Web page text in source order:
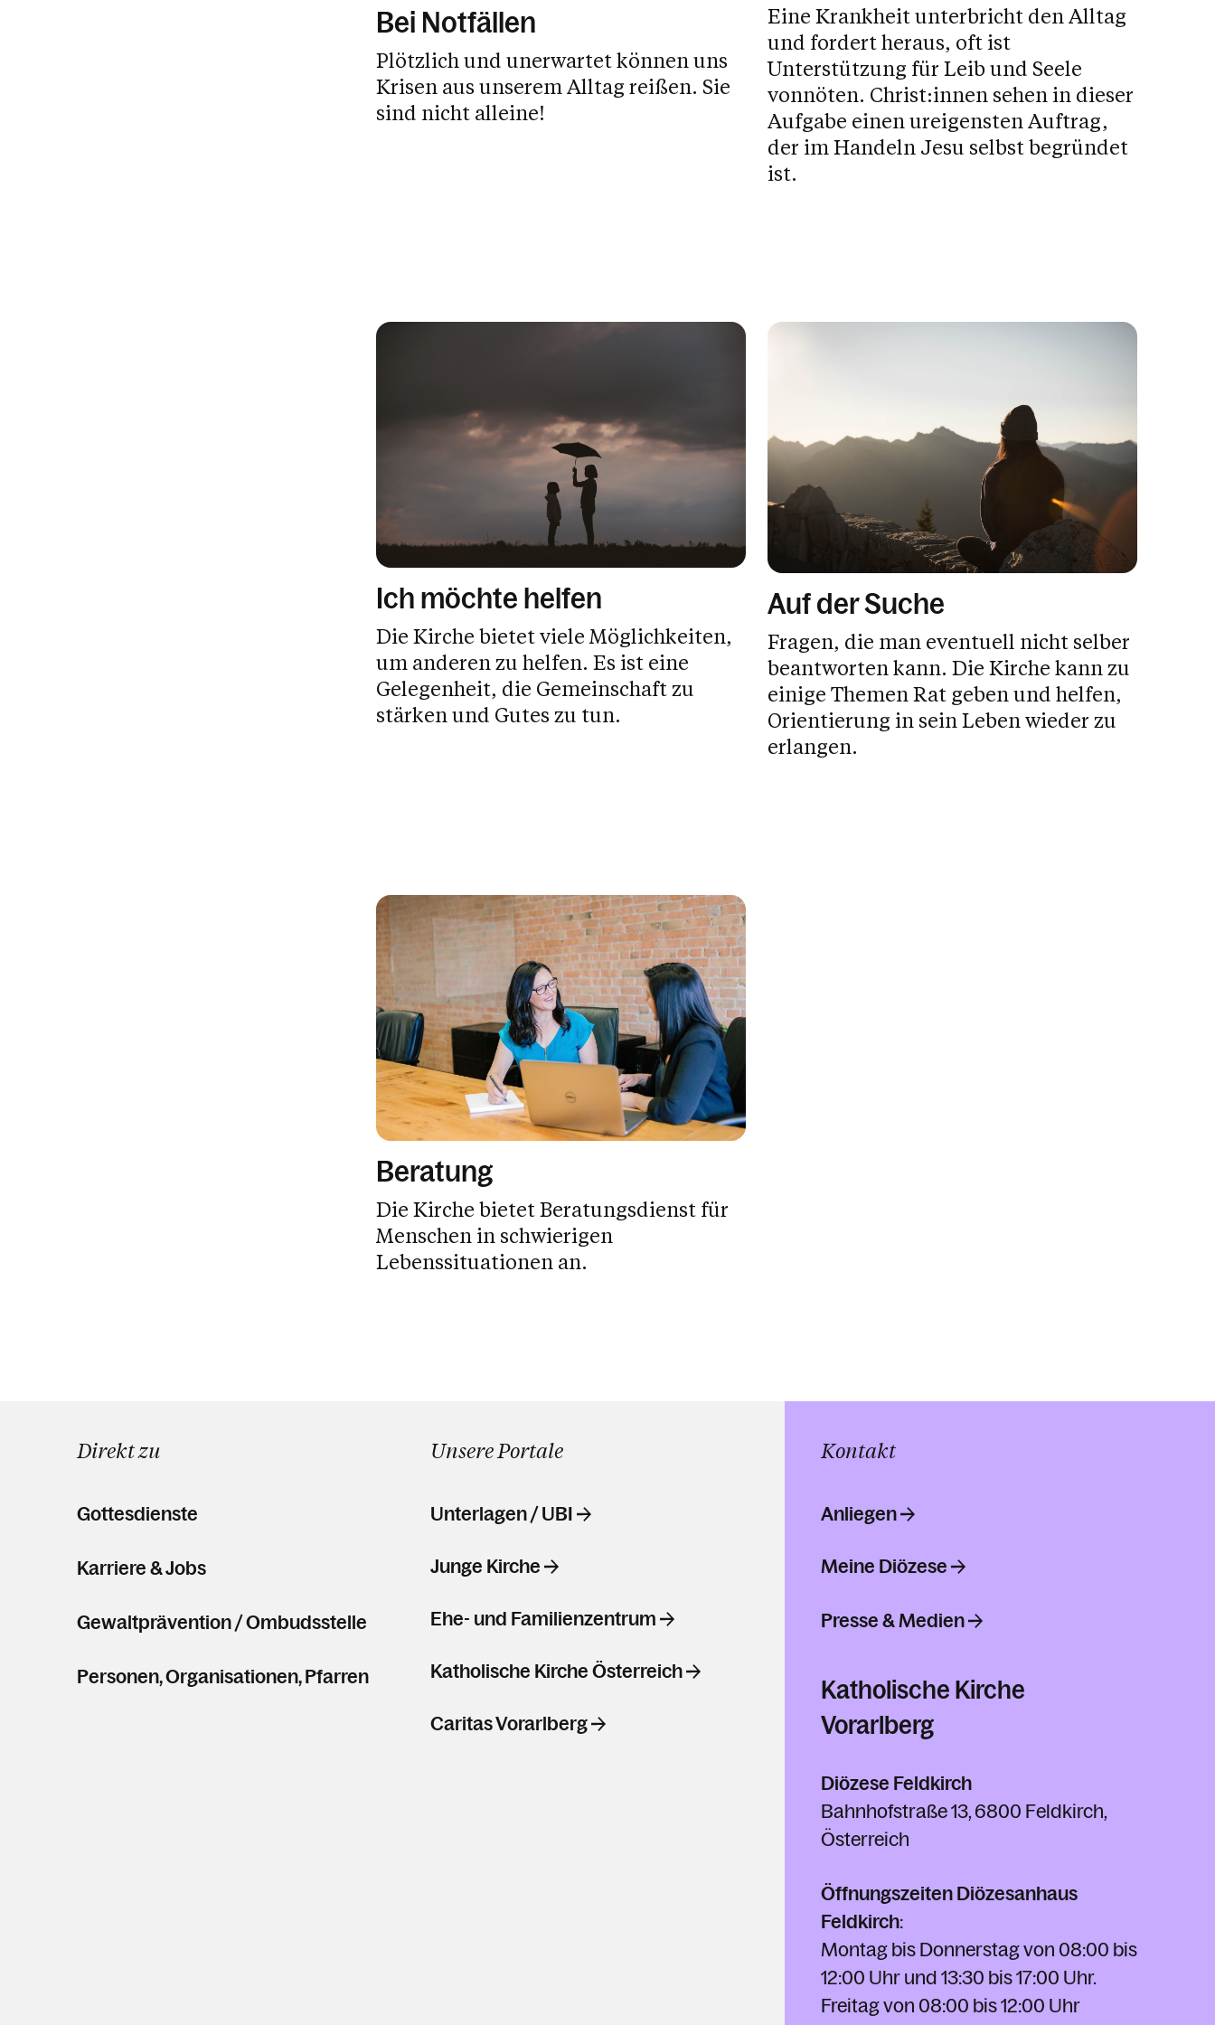
Bei Notfällen
Plötzlich und unerwartet können uns
Krisen aus unserem Alltag reißen. Sie
sind nicht alleine!
Eine Krankheit unterbricht den Alltag
und fordert heraus, oft ist
Unterstützung für Leib und Seele
vonnöten. Christ:innen sehen in dieser
Aufgabe einen ureigensten Auftrag,
der im Handeln Jesu selbst begründet
ist.
Ich möchte helfen
Die Kirche bietet viele Möglichkeiten,
um anderen zu helfen. Es ist eine
Gelegenheit, die Gemeinschaft zu
stärken und Gutes zu tun.
Auf der Suche
Fragen, die man eventuell nicht selber
beantworten kann. Die Kirche kann zu
einige Themen Rat geben und helfen,
Orientierung in sein Leben wieder zu
erlangen.
Beratung
Die Kirche bietet Beratungsdienst für
Menschen in schwierigen
Lebenssituationen an.
Direkt zu
Gottesdienste
Karriere & Jobs
Gewaltprävention / Ombudsstelle
Personen, Organisationen, Pfarren
Unsere Portale
Unterlagen / UBI
Junge Kirche
Ehe- und Familienzentrum
Katholische Kirche Österreich
Caritas Vorarlberg
Kontakt
Anliegen
Meine Diözese
Presse & Medien
Katholische Kirche
Vorarlberg
Diözese Feldkirch
Bahnhofstraße 13, 6800 Feldkirch,
Österreich
Öffnungszeiten Diözesanhaus
Feldkirch:
Montag bis Donnerstag von 08:00 bis
12:00 Uhr und 13:30 bis 17:00 Uhr.
Freitag von 08:00 bis 12:00 Uhr